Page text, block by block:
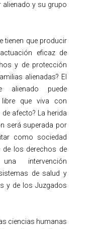
alienado y su grupo
tienen que producir
eficaz de
y de protección
alienadas? El
alienado puede
que viva con
afecto? La herida
será superada por
como sociedad
de los derechos de
intervención
de salud y
y de los Juzgados
ciencias humanas